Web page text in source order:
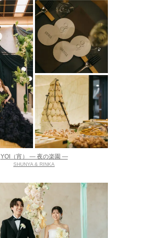
YOI（宵） ― 夜の楽園 ―
SHUNYA & RINKA